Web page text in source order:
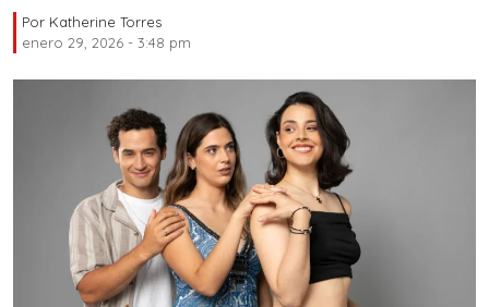
Por Katherine Torres
enero 29, 2026 - 3:48 pm